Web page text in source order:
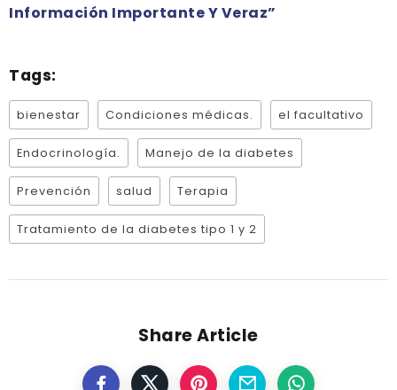
Información Importante Y Veraz”
Tags:
bienestar Condiciones médicas. el facultativo
Endocrinología. Manejo de la diabetes
Prevención salud Terapia
Tratamiento de la diabetes tipo 1 y 2
Share Article